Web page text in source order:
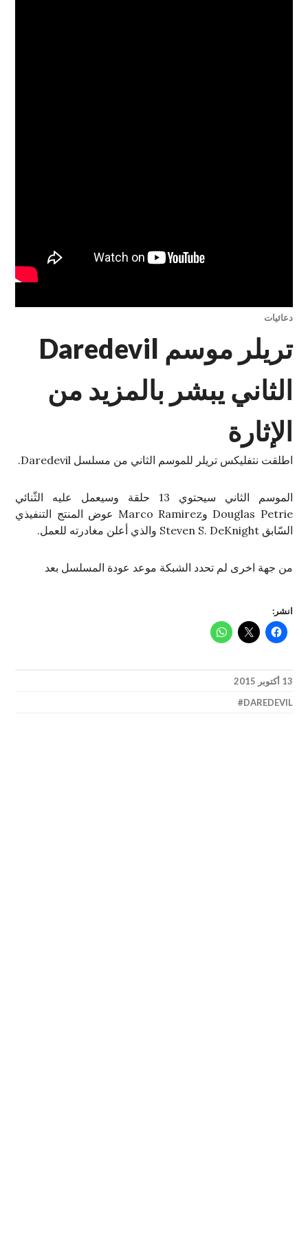
دعائيات
تريلر موسم Daredevil
الثاني يبشر بالمزيد من
الإثارة
اطلقت نتفليكس تريلر للموسم الثاني من مسلسل Daredevil.
الموسم الثاني سيحتوي 13 حلقة وسيعمل عليه الثّنائي
Douglas Petrie وMarco Ramirez عوض المنتج التنفيذي
السّابق Steven S. DeKnight والذي أعلن مغادرته للعمل.
من جهة اخرى لم تحدد الشبكة موعد عودة المسلسل بعد
انشر:
13 أكتوبر 2015
DAREDEVIL